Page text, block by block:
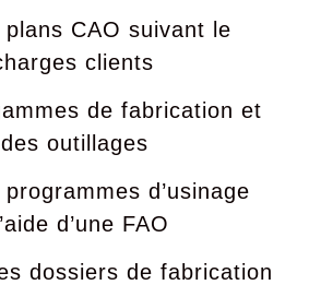
CAO suivant le
clients
de fabrication et
outillages
d’usinage
d’une FAO
dossiers de fabrication